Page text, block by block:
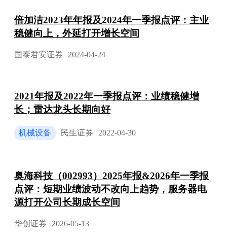
倍加洁2023年年报及2024年一季报点评：主业
稳健向上，外延打开增长空间
国泰君安证券 2024-04-24
2021年报及2022年一季报点评：业绩稳健增
长；雷达龙头长期向好
机械设备 民生证券 2022-04-30
奥海科技（002993）2025年报&2026年一季报
点评：短期业绩波动不改向上趋势，服务器电
源打开公司长期成长空间
华创证券 2026-05-13